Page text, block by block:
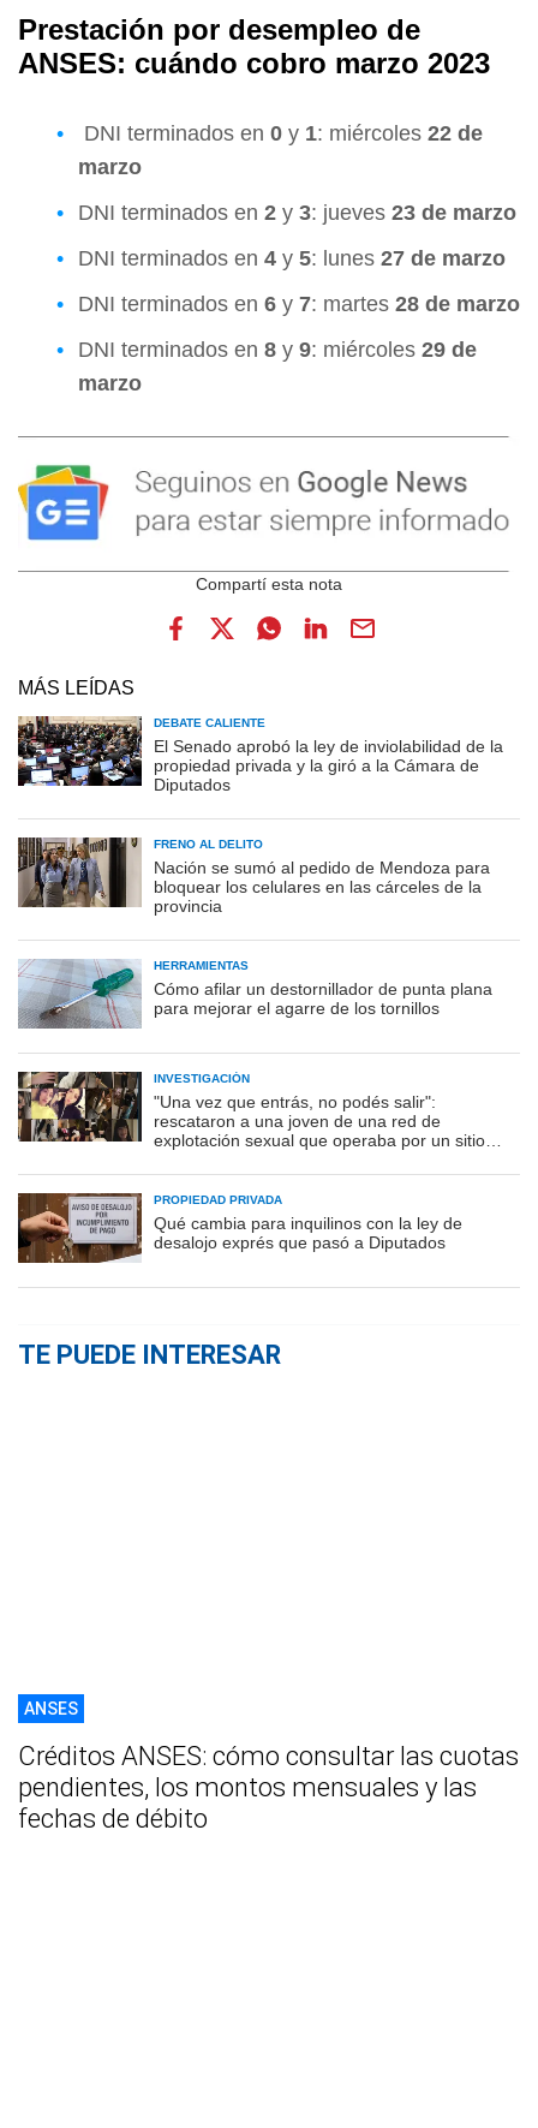
Prestación por desempleo de
ANSES: cuándo cobro marzo 2023
DNI terminados en 0 y 1: miércoles 22 de
marzo
DNI terminados en 2 y 3: jueves 23 de marzo
DNI terminados en 4 y 5: lunes 27 de marzo
DNI terminados en 6 y 7: martes 28 de marzo
DNI terminados en 8 y 9: miércoles 29 de
marzo
MÁS LEÍDAS
DEBATE CALIENTE
El Senado aprobó la ley de inviolabilidad de la
propiedad privada y la giró a la Cámara de
Diputados
FRENO AL DELITO
Nación se sumó al pedido de Mendoza para
bloquear los celulares en las cárceles de la
provincia
HERRAMIENTAS
Cómo afilar un destornillador de punta plana
para mejorar el agarre de los tornillos
INVESTIGACIÓN
"Una vez que entrás, no podés salir":
rescataron a una joven de una red de
explotación sexual que operaba por un sitio
PROPIEDAD PRIVADA
Qué cambia para inquilinos con la ley de
desalojo exprés que pasó a Diputados
TE PUEDE INTERESAR
ANSES
Créditos ANSES: cómo consultar las cuotas
pendientes, los montos mensuales y las
fechas de débito